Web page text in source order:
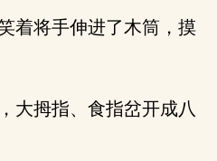
着将手伸进了木筒，摸
大拇指、食指岔开成八